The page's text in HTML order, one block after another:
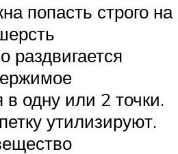
попасть строго на
раздвигается
одну или 2 точки.
утилизируют.